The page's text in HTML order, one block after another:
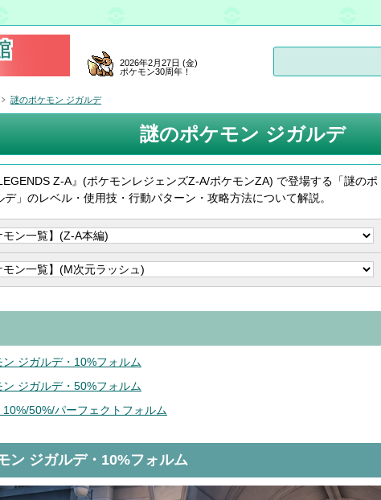
謎のポケモン ジガルデ
Z-A』(ポケモンレジェンズZ-A/ポケモンZA) で登場する「謎のポ
デ」のレベル・使用技・行動パターン・攻略方法について解説。
ジガルデ・10%フォルム
ジガルデ・50%フォルム
10%/50%/パーフェクトフォルム
ン ジガルデ・10%フォルム
2026年2月27日 (金)
ポケモン30周年！
謎のポケモン ジガルデ